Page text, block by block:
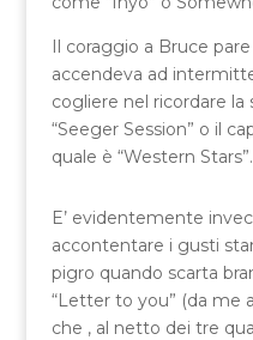
Il coraggio a Bruce
accendeva ad
cogliere nel ricordare la
“Seeger Session” o il
quale è “Western Stars”.
E’ evidentemente
accontentare i gusti
pigro quando scarta
“Letter to you” (da me
che , al netto dei tre